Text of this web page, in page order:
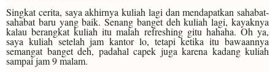
Singkat cerita, saya akhirnya kuliah lagi dan mendapatkan sahabat-
sahabat baru yang baik. Senang banget deh kuliah lagi, kayaknya
kalau berangkat kuliah itu malah refreshing gitu hahaha. Oh ya,
saya kuliah setelah jam kantor lo, tetapi ketika itu bawaannya
semangat banget deh, padahal capek juga karena kadang kuliah
sampai jam 9 malam.